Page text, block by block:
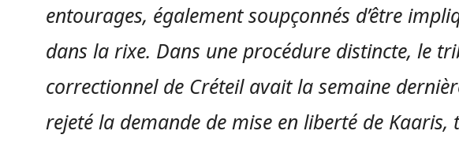
entourages, également soupçonnés d’être
dans la rixe. Dans une procédure distincte, le
correctionnel de Créteil avait la semaine
rejeté la demande de mise en liberté de Kaaris,